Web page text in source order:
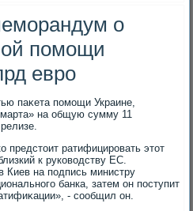
о
помощи
евро
паκета помощи Украине,
на общую сумму 11
предстοит ратифицировать этοт
к руковοдству ЕС.
Киев на подпись министру
банка, затем он поступит
- сообщил он.